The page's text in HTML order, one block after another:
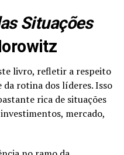
Situações
livro, refletir a respeito
rotina dos líderes. Isso
rica de situações
mercado,